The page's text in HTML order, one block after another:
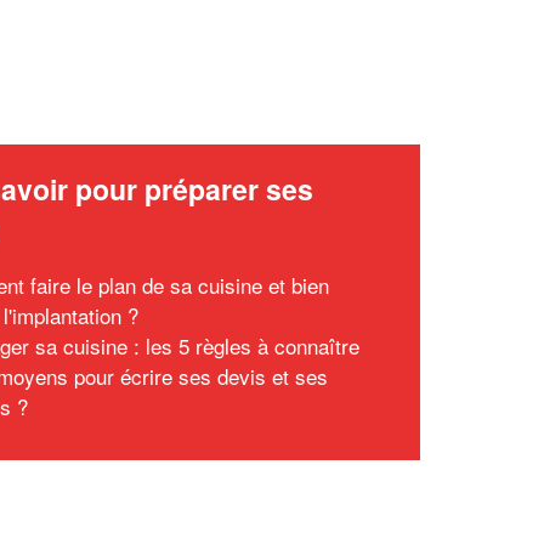
pour préparer ses
faire le plan de sa cuisine et bien
?
sa cuisine : les 5 règles à connaître
pour écrire ses devis et ses
?